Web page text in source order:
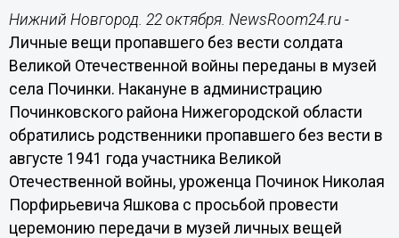
Нижний Новгород. 22 октября. NewsRoom24.ru -
Личные вещи пропавшего без вести солдата
Великой Отечественной войны переданы в музей
села Починки. Накануне в администрацию
Починковского района Нижегородской области
обратились родственники пропавшего без вести в
августе 1941 года участника Великой
Отечественной войны, уроженца Починок Николая
Порфирьевича Яшкова с просьбой провести
церемонию передачи в музей личных вещей